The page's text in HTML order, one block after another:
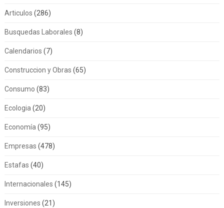
Articulos (286)
Busquedas Laborales (8)
Calendarios (7)
Construccion y Obras (65)
Consumo (83)
Ecologia (20)
Economía (95)
Empresas (478)
Estafas (40)
Internacionales (145)
Inversiones (21)